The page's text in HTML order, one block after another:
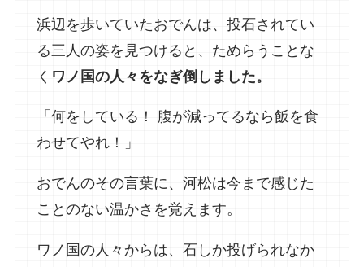
浜辺を歩いていたおでんは、投石されてい
る三人の姿を見つけると、ためらうことな
く ワノ国の人々をなぎ倒しました。
「何をしている！ 腹が減ってるなら飯を食
わせてやれ！」
おでんのその言葉に、河松は今まで感じた
ことのない温かさを覚えます。
ワノ国の人々からは、石しか投げられなか